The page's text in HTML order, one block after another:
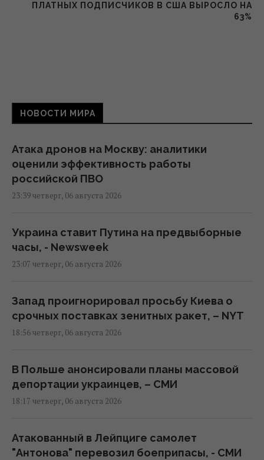
ПЛАТНЫХ ПОДПИСЧИКОВ В США ВЫРОСЛО НА
63%
НОВОСТИ МИРА
Атака дронов на Москву: аналитики
оценили эффективность работы
российской ПВО
23:39 четверг, 06 августа 2026
Украина ставит Путина на предвыборные
часы, - Newsweek
23:07 четверг, 06 августа 2026
Запад проигнорировал просьбу Киева о
срочных поставках зенитных ракет, – NYT
18:56 четверг, 06 августа 2026
В Польше анонсировали планы массовой
депортации украинцев, – СМИ
18:17 четверг, 06 августа 2026
Атакованный в Лейпциге самолет
"Антонова" перевозил боеприпасы, - СМИ